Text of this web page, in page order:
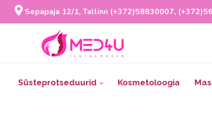
Sepapaja 12/1, Tallinn (+372)58830007,
Süsteprotseduurid Kosmetoloogia